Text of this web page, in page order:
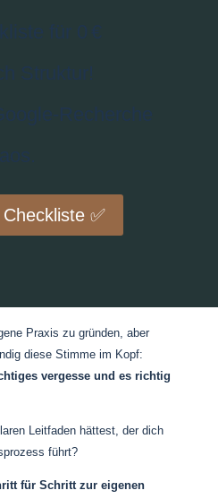
✅
Praxis zu gründen, aber
diese Stimme im Kopf:
vergesse und es richtig
Leitfaden hättest, der dich
führt?
für Schritt zur eigenen